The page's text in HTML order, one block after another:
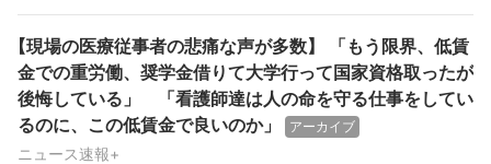
【現場の医療従事者の悲痛な声が多数】 「もう限界、低賃
金での重労働、奨学金借りて大学行って国家資格取ったが
後悔している」 「看護師達は人の命を守る仕事をしてい
るのに、この低賃金で良いのか」
アーカイブ
ニュース速報+